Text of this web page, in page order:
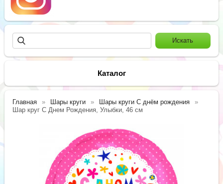
Каталог
Главная Шары круги
Шары круги С днём рождения
Шар круг С Днем Рождения, Улыбки, 46 см